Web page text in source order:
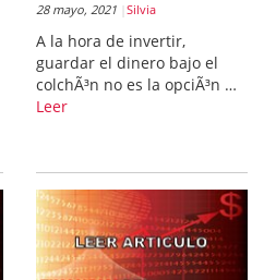
28 mayo, 2021 Silvia
A la hora de invertir,
guardar el dinero bajo el
colchÃ³n no es la opciÃ³n …
Leer